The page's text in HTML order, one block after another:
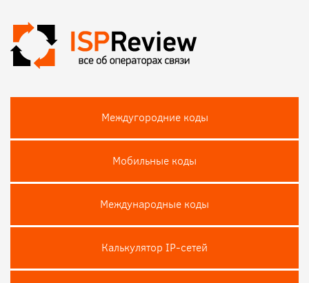
Междугородние коды
Мобильные коды
Международные коды
Калькулятор IP-сетей